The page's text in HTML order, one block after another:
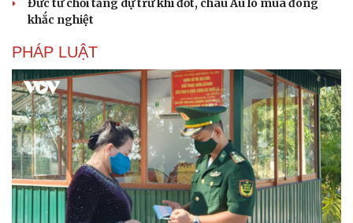
Đức từ chối tăng dự trữ khí đốt, châu Âu lo mùa đông
khắc nghiệt
PHÁP LUẬT